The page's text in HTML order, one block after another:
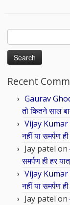
Search
for:
Recent
Gaurav
तो कितने साल
Vijay Kumar
नहीं या समर्पण
Jay patel on
समर्पण ही हर
Vijay Kumar
नहीं या समर्पण
Jay patel on